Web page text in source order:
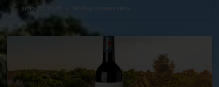
junio 23, 2026 No hay comentarios